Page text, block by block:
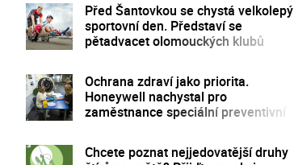
Před Šantovkou se chystá velkolepý
sportovní den. Představí se
pětadvacet olomouckých klubů
Ochrana zdraví jako priorita.
Honeywell nachystal pro
zaměstnance speciální preventivní
Chcete poznat nejjedovatější druhy